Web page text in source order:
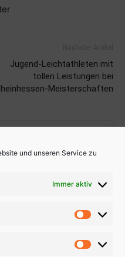
und unseren Service zu
Immer aktiv
Jugend-Leichtathleten mit
tollen Leistungen bei
Meisterschaften